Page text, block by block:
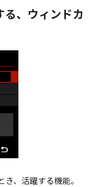
、ウィンドカ
、活躍する機能。